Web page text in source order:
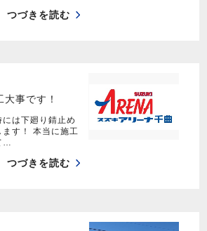
つづきを読む
事です！
は下廻り錆止め
す！ 本当に施工
…
つづきを読む